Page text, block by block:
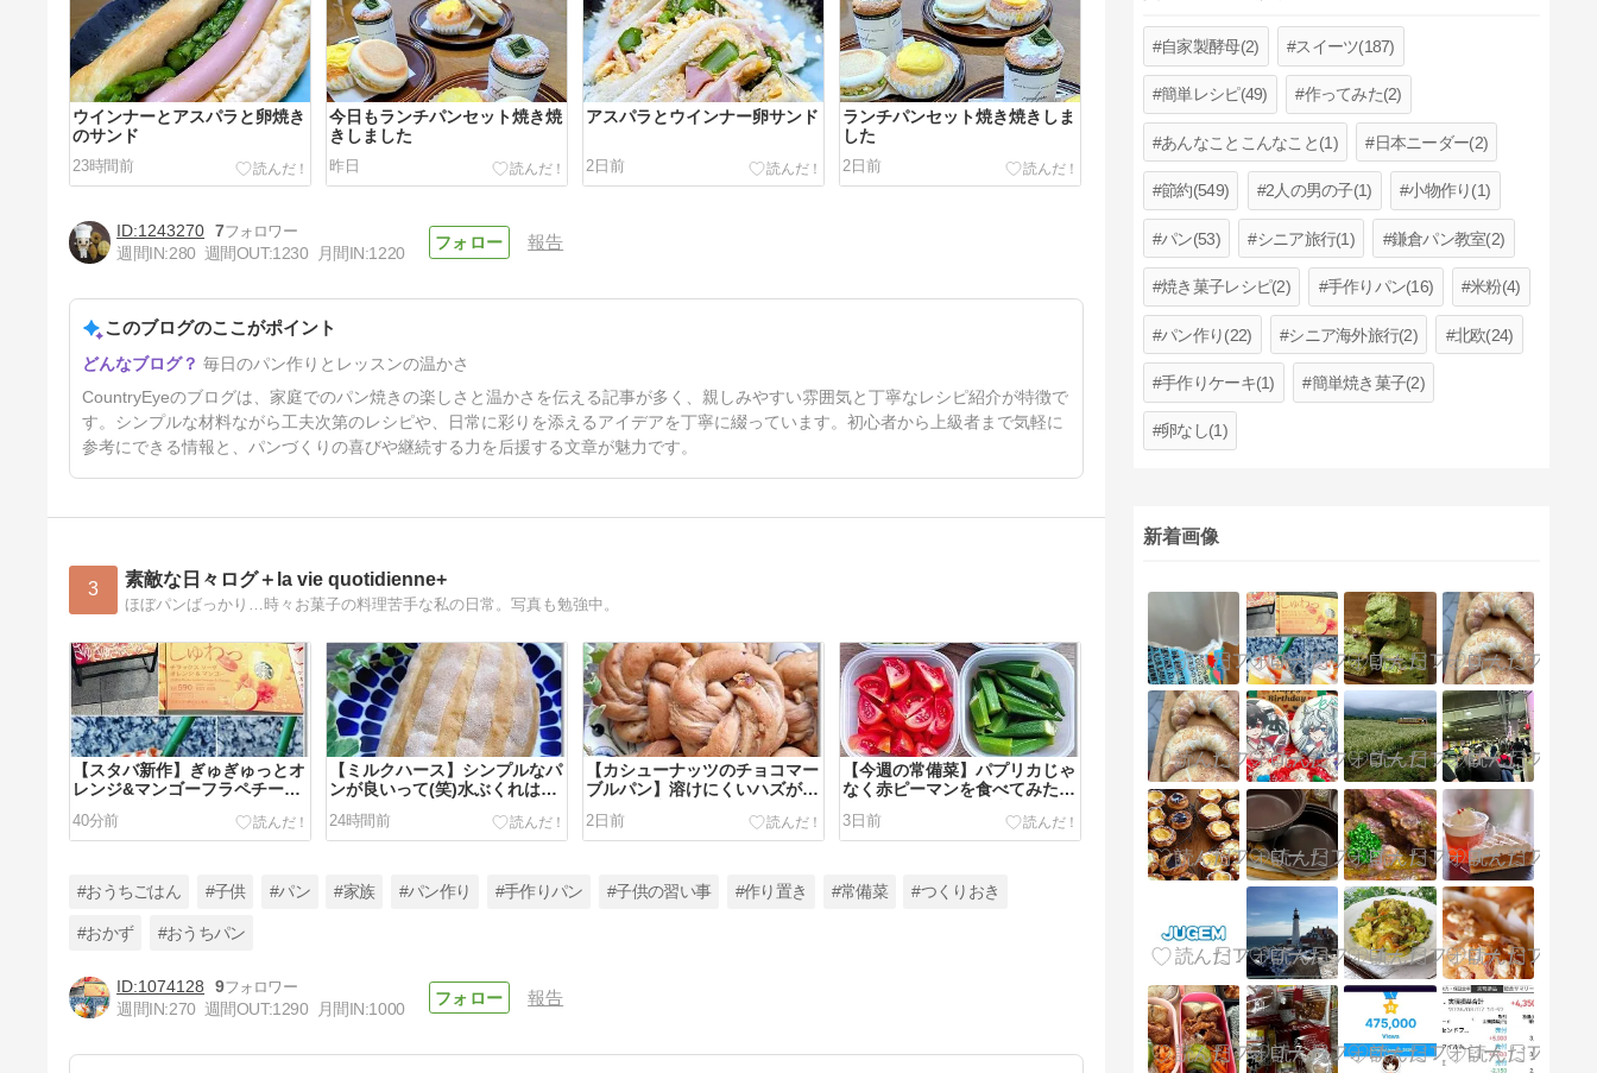
ウインナーとアスパラと卵焼き
のサンド
23時間前
今日もランチパンセット焼き焼
きしました
昨日
アスパラとウインナー卵サンド
2日前
ランチパンセット焼き焼きしま
した
2日前
枝豆入りポテサラサンド
3日前
1243270 7
週間IN:280 週間OUT:1230 月間IN:1220
報告
このブログのここがポイント
毎日のパン作りとレッスンの温かさ
CountryEyeのブログは、家庭でのパン焼きの楽しさと温かさを伝える記事が多く、親しみやすい雰囲気と丁寧なレシピ紹介が特徴で
す。シンプルな材料ながら工夫次第のレシピや、日常に彩りを添えるアイデアを丁寧に綴っています。初心者から上級者まで気軽に
参考にできる情報と、パンづくりの喜びや継続する力を后援する文章が魅力です。
3 素敵な日々ログ＋la vie quotidienne+
ほぼパンばっかり…時々お菓子の料理苦手な私の日常。写真も勉強中。
【スタバ新作】ぎゅぎゅっとオ
レンジ&マンゴーフラペチーノ
でに旅行記
40分前
【ミルクハース】シンプルなパ
ンが良いって(笑)水ぶくれは水
クリ。
24時間前
【カシューナッツのチョコマー
ブルパン】溶けにくいハズが…
遊ぶこと。
2日前
【今週の常備菜】パプリカじゃ
なく赤ピーマンを食べてみた
稽古。
3日前
【ちくわチーズパン】王子のイ
メージ通りに。小４王子が足の
刺すって。
#おうちごはん #子供 #パン #家族 #パン作り #手作りパン #子供の習い事 #作り置き #常備菜 #つくりおき
#おかず #おうちパン
1074128
9
週間IN:270 週間OUT:1290 月間IN:1000
報告
自家製酵母(2) スイーツ(187)
簡単レシピ(49) 作ってみた(2)
あんなことこんなこと(1) 日本ニーダー(2)
節約(549) 2人の男の子(1) 小物作り(1)
パン(53) シニア旅行(1) 鎌倉パン教室(2)
焼き菓子レシピ(2) 手作りパン(16) 米粉(4)
パン作り(22) シニア海外旅行(2) 北欧(24)
手作りケーキ(1) 簡単焼き菓子(2)
卵なし(1)
新着画像